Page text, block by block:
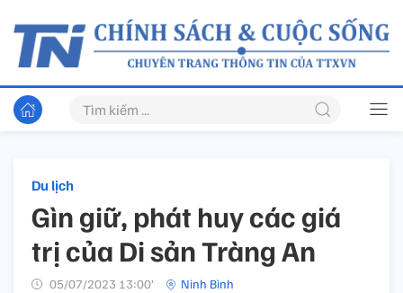
Du lịch
Gìn giữ, phát huy các giá
trị của Di sản Tràng An
05/07/2023 13:00’ Ninh Bình